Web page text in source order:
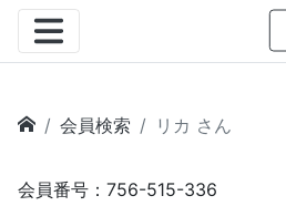
会員検索 リカ さん
会員番号：756-515-336